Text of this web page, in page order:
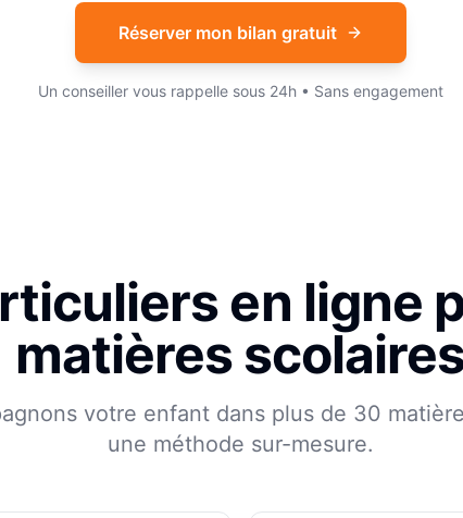
Réserver mon bilan gratuit
Un conseiller vous rappelle sous 24h • Sans engagement
en ligne
matières
votre enfant dans plus de 30
une méthode sur-mesure.